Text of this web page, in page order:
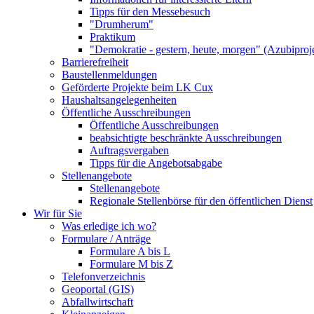
Tipps für den Messebesuch
"Drumherum"
Praktikum
"Demokratie - gestern, heute, morgen"
Barrierefreiheit
Baustellenmeldungen
Geförderte Projekte beim LK Cux
Haushaltsangelegenheiten
Öffentliche Ausschreibungen
Öffentliche Ausschreibungen
beabsichtigte beschränkte Ausschreibungen
Auftragsvergaben
Tipps für die Angebotsabgabe
Stellenangebote
Stellenangebote
Regionale Stellenbörse für den öffentlichen Dienst
Wir für Sie
Was erledige ich wo?
Formulare / Anträge
Formulare A bis L
Formulare M bis Z
Telefonverzeichnis
Geoportal (GIS)
Abfallwirtschaft